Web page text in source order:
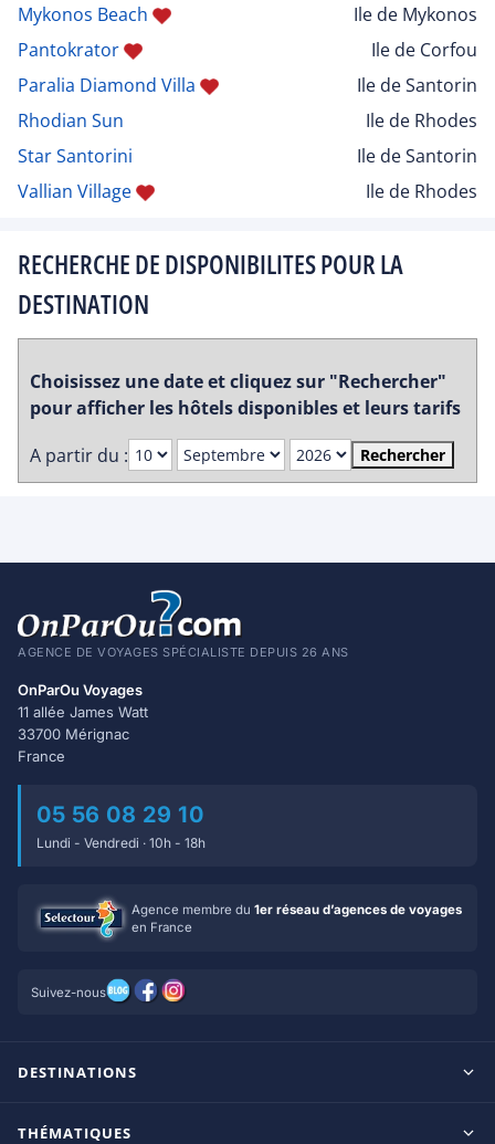
Mykonos Beach
Ile de Mykonos
Pantokrator
Ile de Corfou
Paralia Diamond Villa
Ile de Santorin
Rhodian Sun
Ile de Rhodes
Star Santorini
Ile de Santorin
Vallian Village
Ile de Rhodes
RECHERCHE DE DISPONIBILITES POUR LA
DESTINATION
Choisissez une date et cliquez sur "Rechercher"
pour afficher les hôtels disponibles et leurs tarifs
A partir du :
Rechercher
AGENCE DE VOYAGES SPÉCIALISTE DEPUIS 26 ANS
OnParOu Voyages
11 allée James Watt
33700 Mérignac
France
05 56 08 29 10
Lundi - Vendredi · 10h - 18h
Agence membre du 1er réseau d’agences de voyages
en France
Suivez-nous
DESTINATIONS
THÉMATIQUES